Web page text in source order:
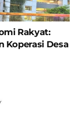
Rakyat:
Koperasi Desa